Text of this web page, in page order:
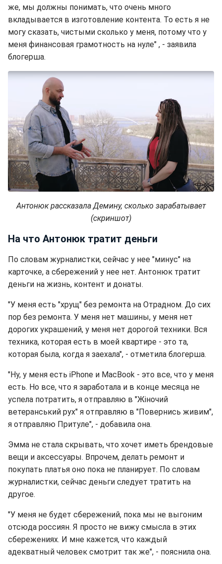
же, мы должны понимать, что очень много
вкладывается в изготовление контента. То есть я не
могу сказать, чистыми сколько у меня, потому что у
меня финансовая грамотность на нуле" , - заявила
блогерша.
Антонюк рассказала Демину, сколько зарабатывает
(скриншот)
На что Антонюк тратит деньги
По словам журналистки, сейчас у нее "минус" на
карточке, а сбережений у нее нет. Антонюк тратит
деньги на жизнь, контент и донаты.
"У меня есть "хрущ" без ремонта на Отрадном. До сих
пор без ремонта. У меня нет машины, у меня нет
дорогих украшений, у меня нет дорогой техники. Вся
техника, которая есть в моей квартире - это та,
которая была, когда я заехала", - отметила блогерша.
"Ну, у меня есть iPhone и MacBook - это все, что у меня
есть. Но все, что я заработала и в конце месяца не
успела потратить, я отправляю в "Жіночий
ветеранський рух" я отправляю в "Повернись живим",
я отправляю Притуле", - добавила она.
Эмма не стала скрывать, что хочет иметь брендовые
вещи и аксессуары. Впрочем, делать ремонт и
покупать платья оно пока не планирует. По словам
журналистки, сейчас деньги следует тратить на
другое.
"У меня не будет сбережений, пока мы не выгоним
отсюда россиян. Я просто не вижу смысла в этих
сбережениях. И мне кажется, что каждый
адекватный человек смотрит так же", - пояснила она.